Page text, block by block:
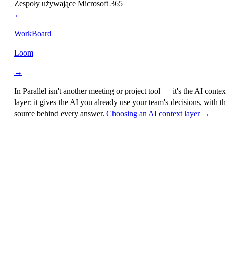
Zespoły używające Microsoft 365
←
WorkBoard
Loom
→
In Parallel isn't another meeting or project tool — it's the AI
layer: it gives the AI you already use your team's decisions, with
source behind every answer. Choosing an AI context layer →